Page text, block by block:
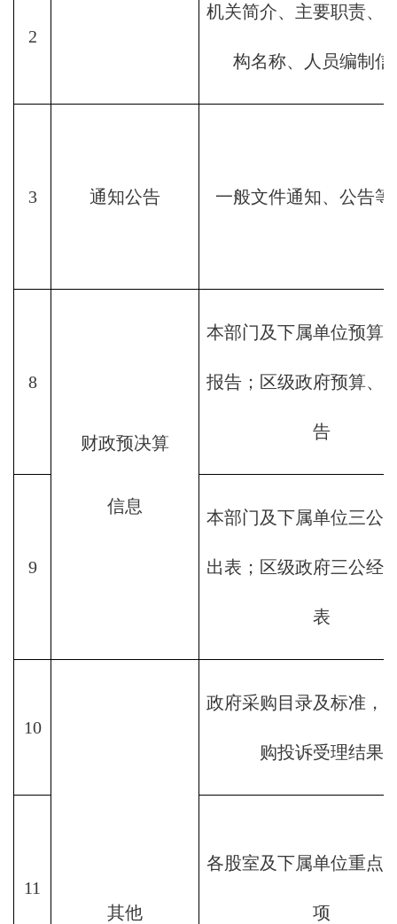
2
机关简介、主要职责、
构名称、人员编制信
3 通知公告 一般文件通知、公告等
8
财政预决算
信息
本部门及下属单位预算
报告；区级政府预算、
告
9
本部门及下属单位三公
出表；区级政府三公经
表
10
其他
政府采购目录及标准，
购投诉受理结果
11
各股室及下属单位重点
项